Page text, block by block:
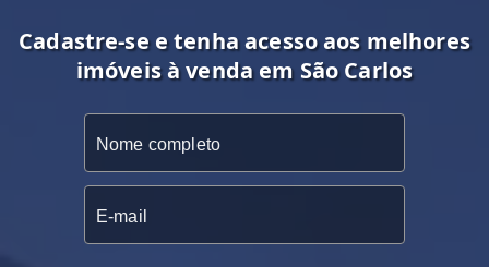
Cadastre-se e tenha acesso aos melhores
imóveis à venda em São Carlos